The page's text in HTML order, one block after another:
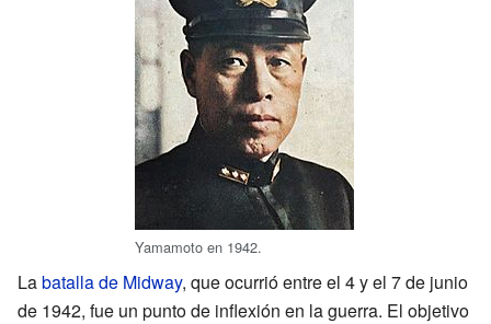
Yamamoto en 1942.
Labatalla de Midway, que ocurrió entre el 4 y el 7 de junio
de 1942, fue un punto de inflexión en la guerra. El objetivo